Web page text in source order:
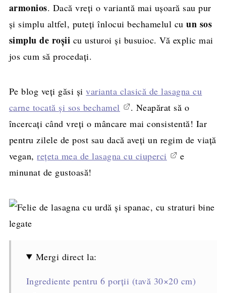
armonios. Dacă vreți o variantă mai ușoară sau pur
și simplu altfel, puteți înlocui bechamelul cuun sos
simplu de roșii cu usturoi și busuioc. Vă explic mai
jos cum să procedați.
Pe blog veți găsi șivarianta clasică de lasagna cu
carne tocată și sos bechamel
. Neapărat să o
încercați când vreți o mâncare mai consistentă! Iar
pentru zilele de post sau dacă aveți un regim de viață
vegan,rețeta mea de lasagna cu ciuperci
e
minunat de gustoasă!
Mergi direct la:
Ingrediente pentru 6 porții (tavă 30×20 cm)